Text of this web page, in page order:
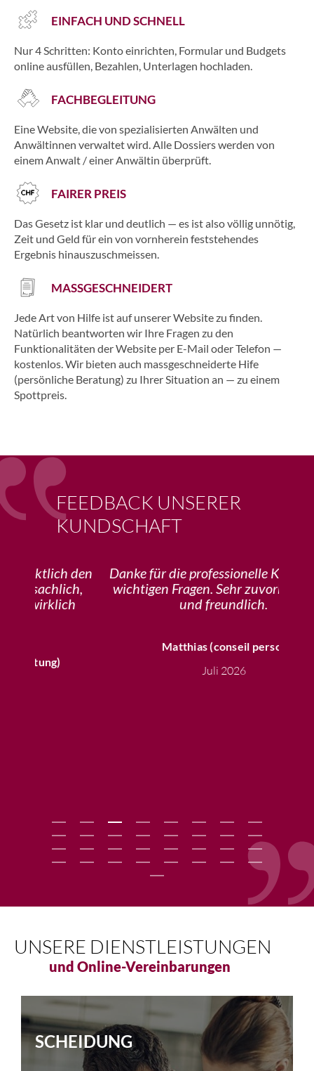
EINFACH UND SCHNELL
Nur 4 Schritten: Konto einrichten, Formular und Budgets
online ausfüllen, Bezahlen, Unterlagen hochladen.
FACHBEGLEITUNG
Eine Website, die von spezialisierten Anwälten und
Anwältinnen verwaltet wird. Alle Dossiers werden von
einem Anwalt / einer Anwältin überprüft.
FAIRER PREIS
Das Gesetz ist klar und deutlich — es ist also völlig unnötig,
Zeit und Geld für ein von vornherein feststehendes
Ergebnis hinauszuschmeissen.
MASSGESCHNEIDERT
Jede Art von Hilfe ist auf unserer Website zu finden.
Natürlich beantworten wir Ihre Fragen zu den
Funktionalitäten der Website per E-Mail oder Telefon —
kostenlos. Wir bieten auch massgeschneiderte Hife
(persönliche Beratung) zu Ihrer Situation an — zu einem
Spottpreis.
FEEDBACK UNSERER
KUNDSCHAFT
Danke für die professionelle Klärung der
wichtigen Fragen. Sehr zuvorkommend
und freundlich.
Matthias (conseil perso)
UNSERE DIENSTLEISTUNGEN
und Online-Vereinbarungen
SCHEIDUNG